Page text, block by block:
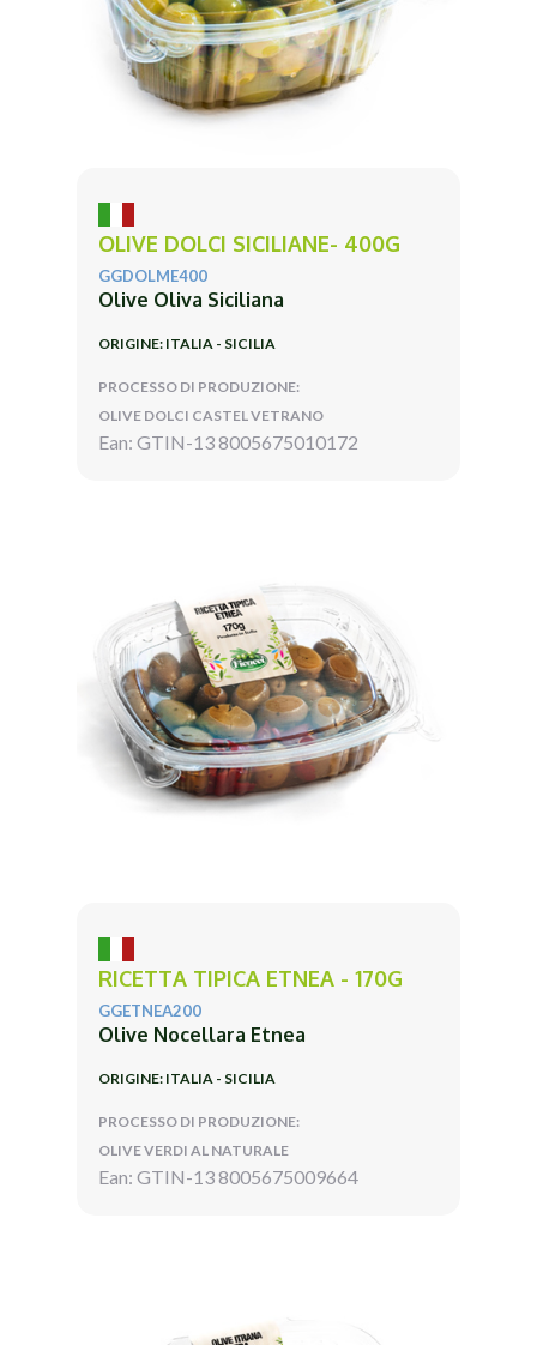
OLIVE DOLCI SICILIANE- 400G
GGDOLME400
Olive Oliva Siciliana
ORIGINE: ITALIA - SICILIA
PROCESSO DI PRODUZIONE:
OLIVE DOLCI CASTEL VETRANO
Ean: GTIN-13 8005675010172
RICETTA TIPICA ETNEA - 170G
GGETNEA200
Olive Nocellara Etnea
ORIGINE: ITALIA - SICILIA
PROCESSO DI PRODUZIONE:
OLIVE VERDI AL NATURALE
Ean: GTIN-13 8005675009664